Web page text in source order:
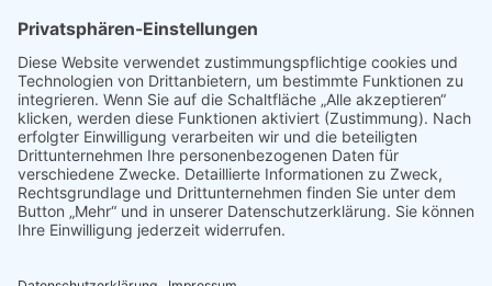
MEWES Entertainment Group GmbH/Universal Music Group